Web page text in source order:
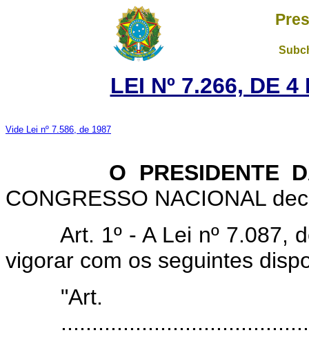
LEI Nº 7.266, DE
Vide Lei nº 7.586, de 1987
O PRESIDENTE DA
CONGRESSO NACIONAL
Art. 1º - A Lei nº 7.087,
vigorar com os seguintes